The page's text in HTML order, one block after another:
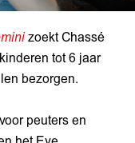
zoekt Chassé
tot 6 jaar
bezorgen.
peuters en